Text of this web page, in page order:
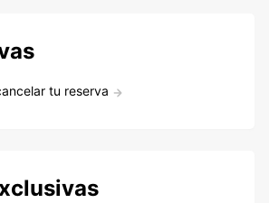
tu reserva